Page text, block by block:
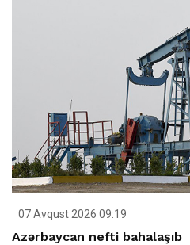
07 Avqust 2026 09:19
Azərbaycan nefti bahalaşıb